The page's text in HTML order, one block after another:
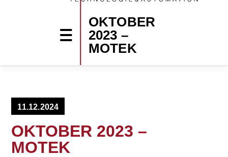
OKTOBER
2023 –
MOTEK
OKTOBER 2023 –
MOTEK
11.12.2024